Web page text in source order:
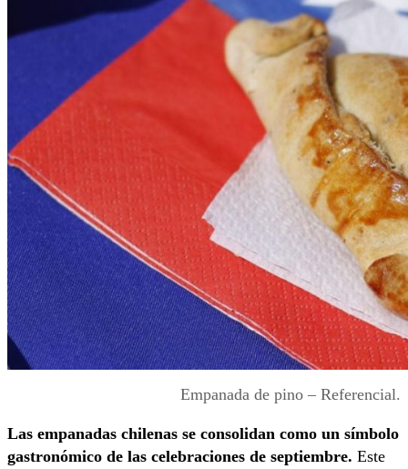
Empanada de pino – Referencial.
Las empanadas chilenas se consolidan como un símbolo
gastronómico de las celebraciones de septiembre. Este